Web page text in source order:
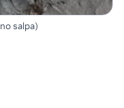
salpa)